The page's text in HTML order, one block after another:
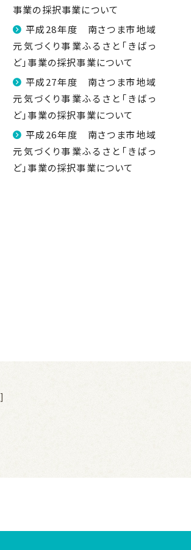
事業の採択事業について
平成28年度 南さつま市地域
元気づくり事業ふるさと「きばっ
ど」事業の採択事業について
平成27年度 南さつま市地域
元気づくり事業ふるさと「きばっ
ど」事業の採択事業について
平成26年度 南さつま市地域
元気づくり事業ふるさと「きばっ
ど」事業の採択事業について
]